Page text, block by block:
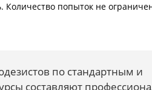
Количество попыток не
по стандартным и
составляют